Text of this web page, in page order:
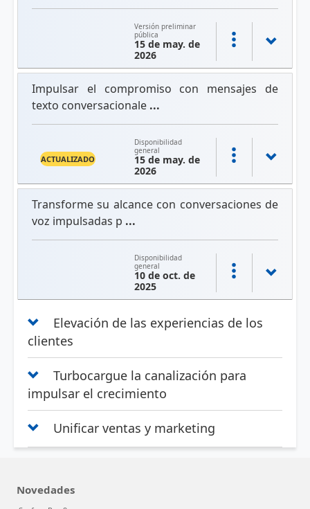
Versión preliminar
pública
15 de may. de
2026
Impulsar el compromiso con mensajes de
texto conversacionale ...
ACTUALIZADO
Disponibilidad
general
15 de may. de
2026
Transforme su alcance con conversaciones de
voz impulsadas p ...
Disponibilidad
general
10 de oct. de
2025
Elevación de las experiencias de los
clientes
Turbocargue la canalización para
impulsar el crecimiento
Unificar ventas y marketing
Novedades